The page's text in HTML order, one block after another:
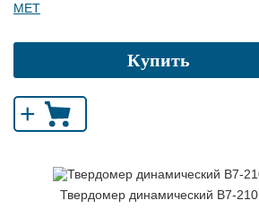
МЕТ
Купить
+
Твердомер динамический В7-210